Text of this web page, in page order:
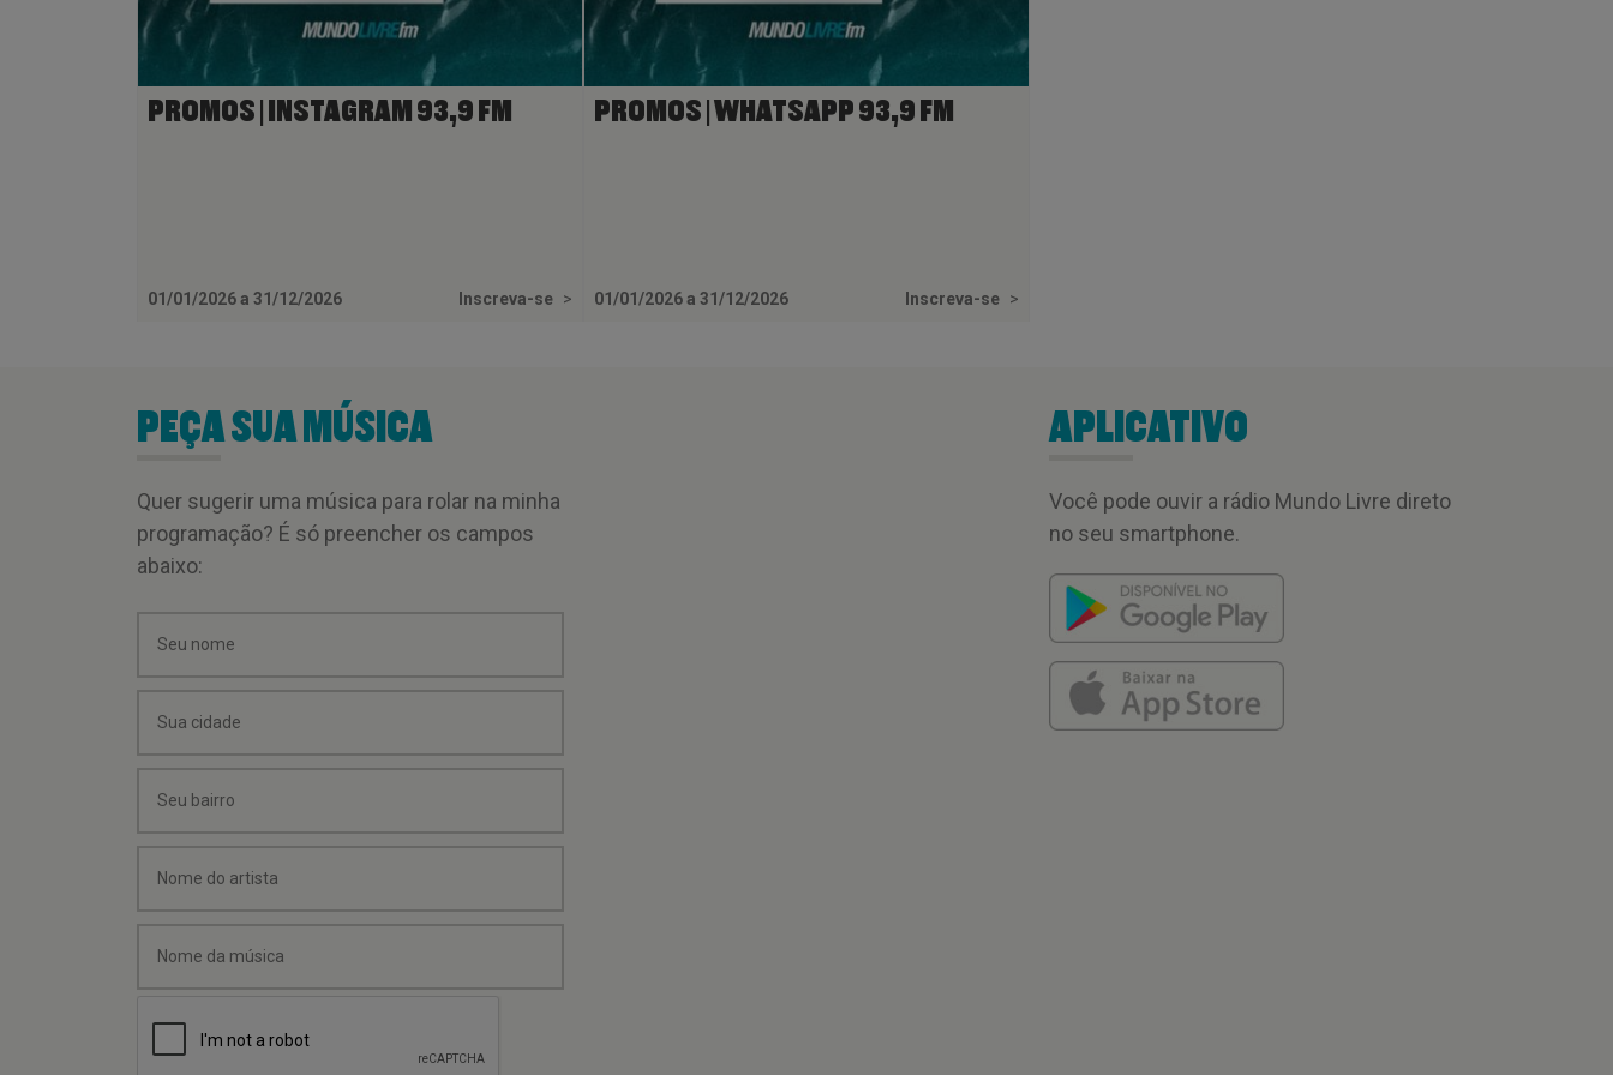
PROMOS | INSTAGRAM 93,9 FM
01/01/2026 a 31/12/2026 Inscreva-se >
PROMOS | WHATSAPP 93,9 FM
01/01/2026 a 31/12/2026 Inscreva-se >
PEÇA SUA MÚSICA
Quer sugerir uma música para rolar na minha
programação? É só preencher os campos
abaixo:
APLICATIVO
Você pode ouvir a rádio Mundo Livre direto
no seu smartphone.